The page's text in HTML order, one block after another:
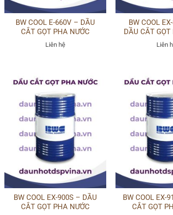
BW COOL E-660V – DẦU
CẮT GỌT PHA NƯỚC
Liên hệ
BW COOL
DẦU CẮT GỌT
Liên
BW COOL EX-900S – DẦU
CẮT GỌT PHA NƯỚC
BW COOL EX-
CẮT GỌT